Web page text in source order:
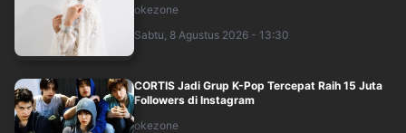
okezone
Sabtu, 8 Agustus 2026 - 13:30
CORTIS Jadi Grup K-Pop Tercepat Raih 15 Juta
Followers di Instagram
okezone